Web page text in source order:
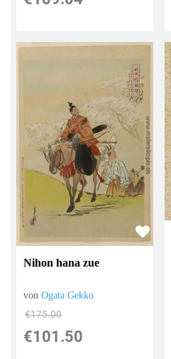
Nihon hana zue
vonOgata Gekko
€175.00
€101.50